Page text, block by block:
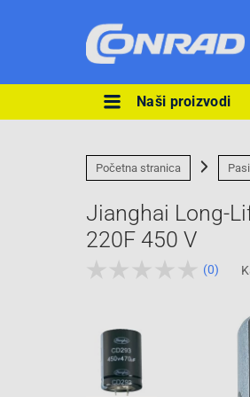
Ova postavka
Pravno lice
Naši proizvodi
Početna stranica
Jianghai Long-
220F 450 V
(0)